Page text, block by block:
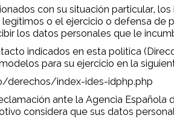
con su situación particular,
o el ejercicio o defensa de
los datos personales que le
indicados en esta política
para su ejercicio en la
derechos/index-ides-idphp.php
ante la Agencia
considera que sus datos